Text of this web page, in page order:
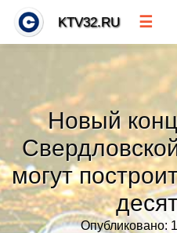
Новый
могут
Опубликовано:
KTV32.RU ☰
Тренды новостей »
Рубрики»
Правила»